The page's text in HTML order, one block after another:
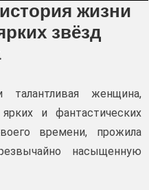
жизни
звёзд
талантливая женщина,
и фантастических
времени, прожила
насыщенную